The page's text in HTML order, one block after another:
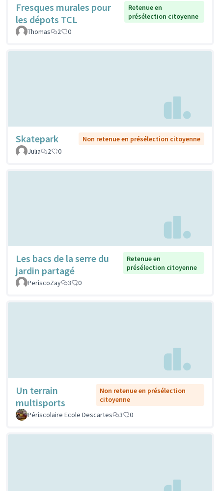
Fresques murales pour
les dépots TCL
Retenue en
présélection citoyenne
Thomas
2 0
Skatepark
Non retenue en présélection citoyenne
Julia
2 0
Les bacs de la serre du
jardin partagé
Retenue en
présélection citoyenne
PeriscoZay
3 0
Un terrain
multisports
Non retenue en présélection
citoyenne
Périscolaire Ecole Descartes
3 0